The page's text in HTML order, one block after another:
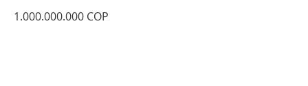
1.000.000.000 COP